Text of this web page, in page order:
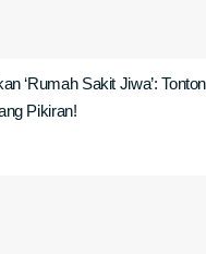
‘Rumah Sakit Jiwa’:
Pikiran!